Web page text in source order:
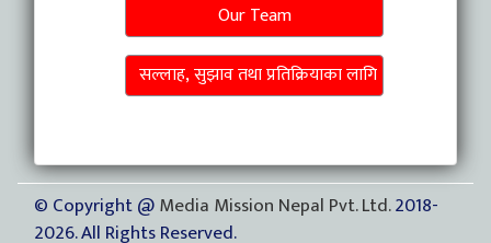
Our Team
सल्लाह, सुझाव तथा प्रतिक्रियाका लागि
© Copyright @Media Mission Nepal Pvt. Ltd.2018-
2026. All Rights Reserved.